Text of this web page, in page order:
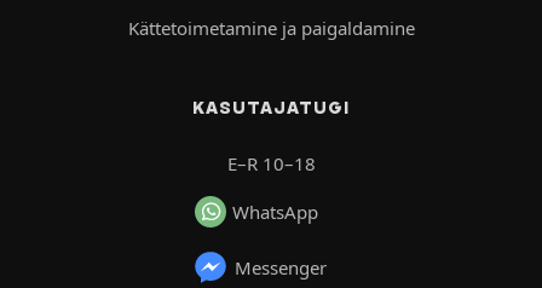
Kättetoimetamine ja paigaldamine
KASUTAJATUGI
E–R 10–18
WhatsApp
Messenger